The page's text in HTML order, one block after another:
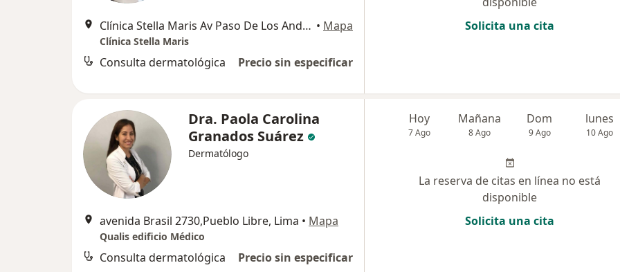
Clínica Stella Maris Av Paso De Los Andes 923, Pueblo Libre • Mapa
Clínica Stella Maris
Consulta dermatológica Precio sin especificar
Solicita una cita
Dra. Paola Carolina
Granados Suárez
Dermatólogo
avenida Brasil 2730,Pueblo Libre, Lima • Mapa
Qualis edificio Médico
Consulta dermatológica Precio sin especificar
Hoy
7 Ago
Mañana
8 Ago
Dom
9 Ago
lunes
10 Ago
La reserva de citas en línea no está
disponible
Solicita una cita